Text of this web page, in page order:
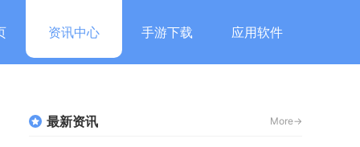
资讯中心 手游下载 应用软件
最新资讯 More->